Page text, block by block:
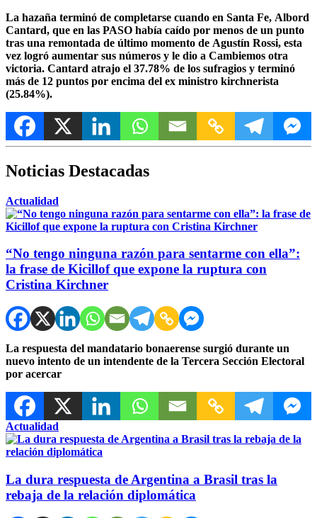
La hazaña terminó de completarse cuando en Santa Fe, Albord
Cantard, que en las PASO había caído por menos de un punto
tras una remontada de último momento de Agustín Rossi, esta
vez logró aumentar sus números y le dio a Cambiemos otra
victoria. Cantard atrajo el 37.78% de los sufragios y terminó
más de 12 puntos por encima del ex ministro kirchnerista
(25.84%).
Noticias Destacadas
Actualidad
“No tengo ninguna razón para sentarme con ella”:
la frase de Kicillof que expone la ruptura con
Cristina Kirchner
La respuesta del mandatario bonaerense surgió durante un
nuevo intento de un intendente de la Tercera Sección Electoral
por acercar
Actualidad
La dura respuesta de Argentina a Brasil tras la
rebaja de la relación diplomática